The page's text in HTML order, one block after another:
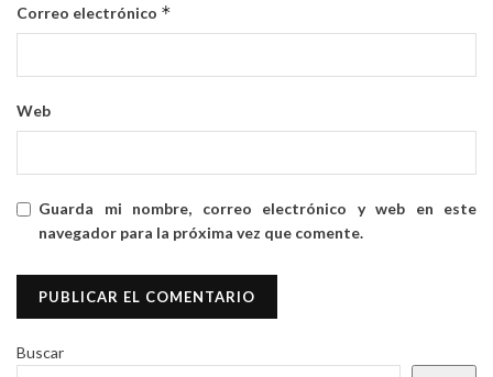
Correo electrónico *
Web
Guarda mi nombre, correo electrónico y web en este
navegador para la próxima vez que comente.
Buscar